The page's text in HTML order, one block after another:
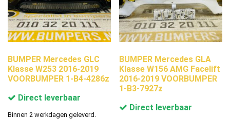
BUMPER Mercedes GLC
Klasse W253 2016-2019
VOORBUMPER 1-B4-4286z
Direct leverbaar
Binnen 2 werkdagen geleverd.
BUMPER Mercedes GLA
Klasse W156 AMG Facelift
2016-2019 VOORBUMPER
1-B3-7927z
Direct leverbaar